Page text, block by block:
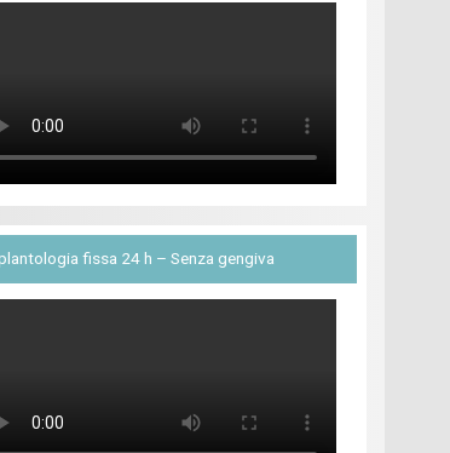
fissa 24 h – Senza gengiva